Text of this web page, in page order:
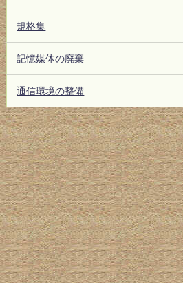
規格集
記憶媒体の廃棄
通信環境の整備